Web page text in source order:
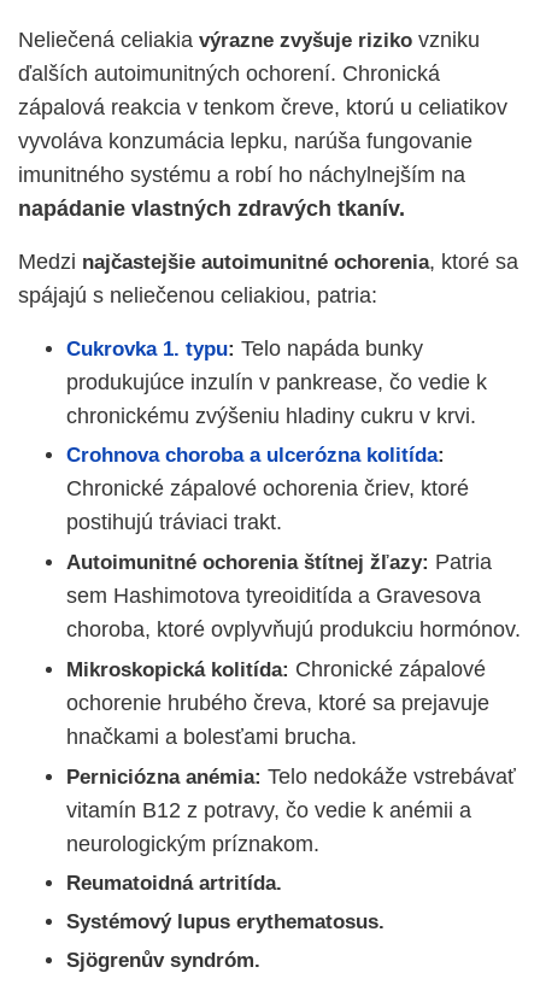
Neliečená celiakia výrazne zvyšuje riziko vzniku
ďalších autoimunitných ochorení. Chronická
zápalová reakcia v tenkom čreve, ktorú u celiatikov
vyvoláva konzumácia lepku, narúša fungovanie
imunitného systému a robí ho náchylnejším na
napádanie vlastných zdravých tkanív.
Medzi najčastejšie autoimunitné ochorenia, ktoré sa
spájajú s neliečenou celiakiou, patria:
Cukrovka 1. typu: Telo napáda bunky
produkujúce inzulín v pankrease, čo vedie k
chronickému zvýšeniu hladiny cukru v krvi.
Crohnova choroba a ulcerózna kolitída:
Chronické zápalové ochorenia čriev, ktoré
postihujú tráviaci trakt.
Autoimunitné ochorenia štítnej žľazy: Patria
sem Hashimotova tyreoiditída a Gravesova
choroba, ktoré ovplyvňujú produkciu hormónov.
Mikroskopická kolitída: Chronické zápalové
ochorenie hrubého čreva, ktoré sa prejavuje
hnačkami a bolesťami brucha.
Perniciózna anémia: Telo nedokáže vstrebávať
vitamín B12 z potravy, čo vedie k anémii a
neurologickým príznakom.
Reumatoidná artritída.
Systémový lupus erythematosus.
Sjögrenův syndróm.